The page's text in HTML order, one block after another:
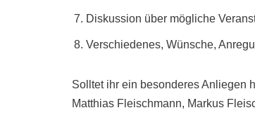
Diskussion über mögliche
Verschiedenes, Wünsche,
Solltet ihr ein besonderes Anliegen
Matthias Fleischmann, Markus